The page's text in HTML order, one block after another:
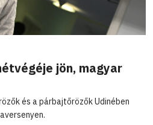
jön, magyar
és a párbajtőrözők Udinében